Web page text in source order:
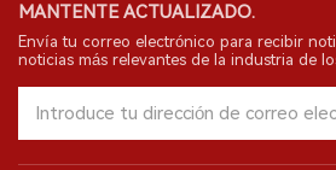
MANTENTE ACTUALIZADO.
Envía tu correo electrónico para recibir
noticias más relevantes de la industria de